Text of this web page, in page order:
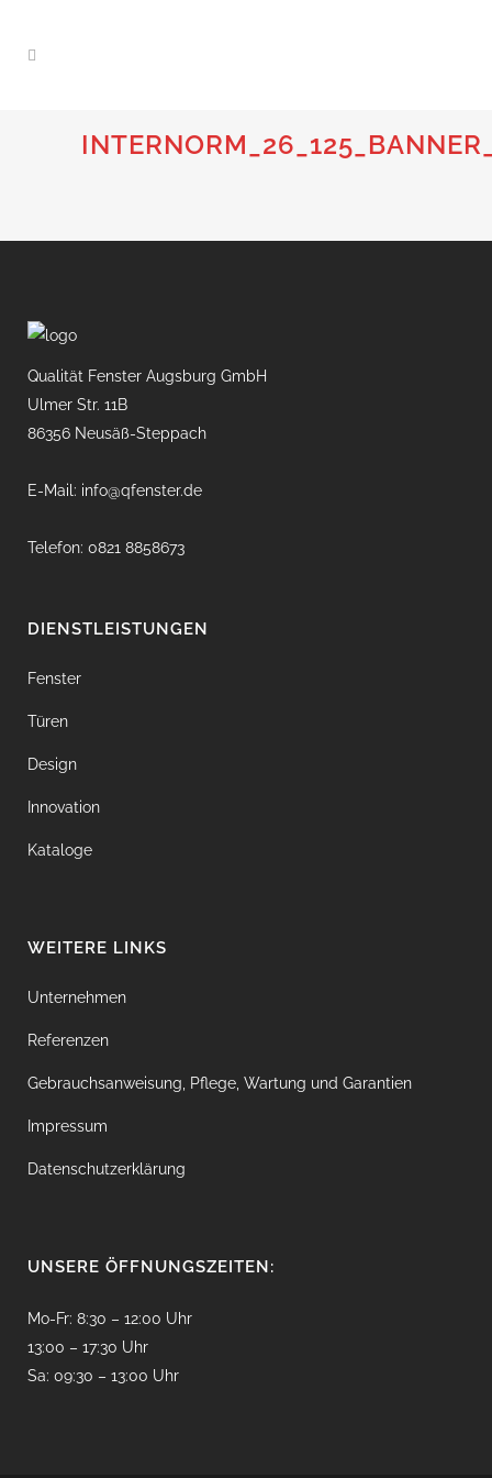
Qualität Fenster Augsburg GmbH
Ulmer Str. 11B
86356 Neusäß-Steppach
E-Mail: info@qfenster.de
Telefon: 0821 8858673
DIENSTLEISTUNGEN
Fenster
Türen
Design
Innovation
Kataloge
WEITERE LINKS
Unternehmen
Referenzen
Gebrauchsanweisung, Pflege, Wartung und Garantien
Impressum
Datenschutzerklärung
UNSERE ÖFFNUNGSZEITEN:
Mo-Fr: 8:30 – 12:00 Uhr
13:00 – 17:30 Uhr
Sa: 09:30 – 13:00 Uhr